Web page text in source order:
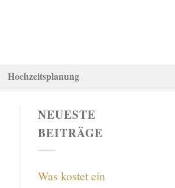
Hochzeitsplanung
NEUESTE
BEITRÄGE
Was kostet ein